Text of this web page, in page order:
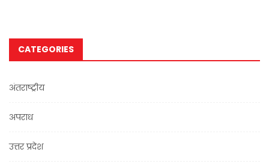
CATEGORIES
अंतराष्ट्रीय
अपराध
उत्तर प्रदेश